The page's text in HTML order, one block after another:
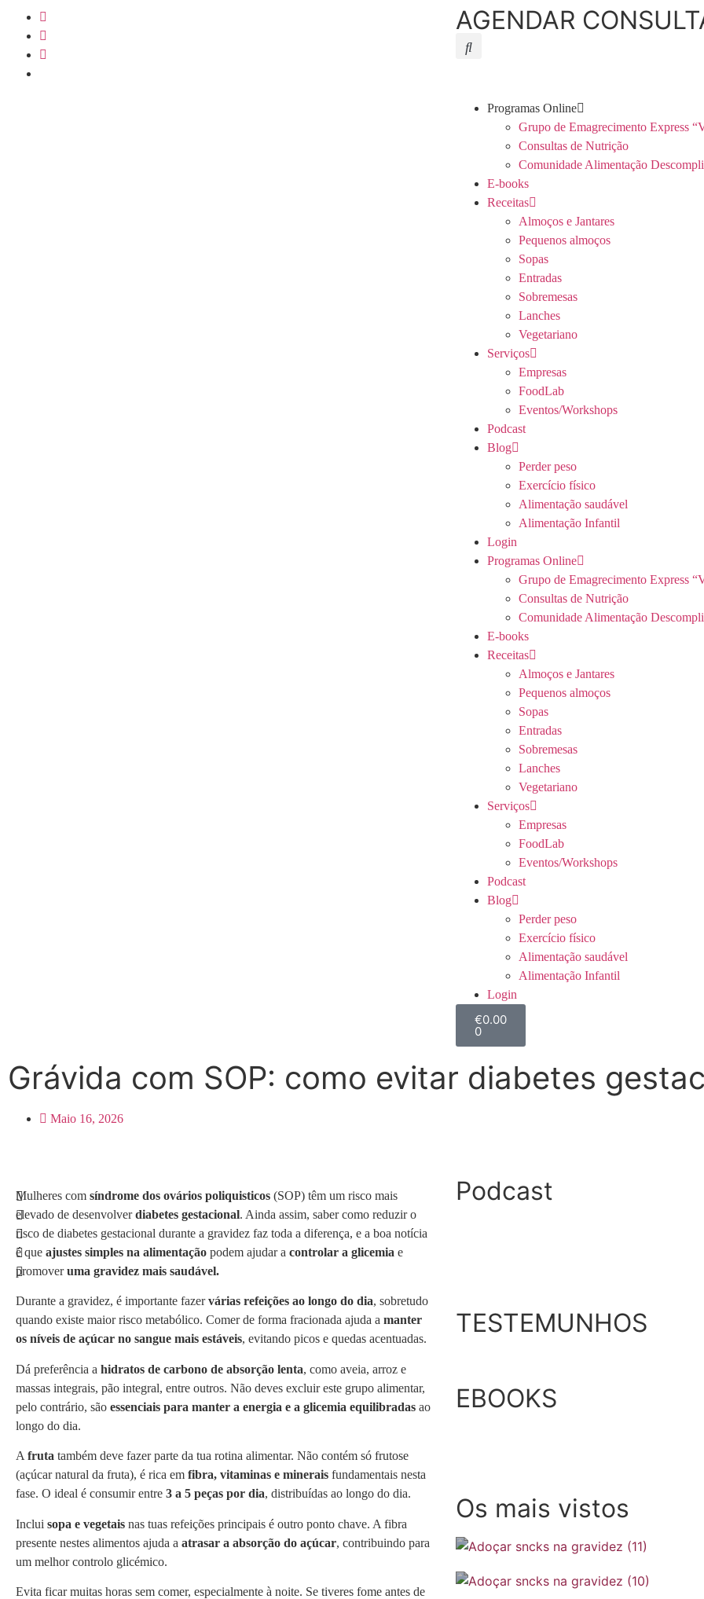
AGENDAR
Programas Online
Grupo de Emagrecimento Express
Consultas de Nutrição
Comunidade Alimentação
E-books
Receitas
Almoços e Jantares
Pequenos almoços
Sopas
Entradas
Sobremesas
Lanches
Vegetariano
Serviços
Empresas
FoodLab
Eventos/Workshops
Podcast
Blog
Perder peso
Exercício físico
Alimentação saudável
Alimentação Infantil
Login
Programas Online
Grupo de Emagrecimento Express
Consultas de Nutrição
Comunidade Alimentação
E-books
Receitas
Almoços e Jantares
Pequenos almoços
Sopas
Entradas
Sobremesas
Lanches
Vegetariano
Serviços
Empresas
FoodLab
Eventos/Workshops
Podcast
Blog
Perder peso
Exercício físico
Alimentação saudável
Alimentação Infantil
Login
€0.00
0
Grávida com SOP: como evitar diabetes
Maio 16, 2026
Mulheres com síndrome dos ovários poliquisticos (SOP) têm um risco mais
elevado de desenvolverdiabetes gestacional. Ainda assim, saber como reduzir o
risco de diabetes gestacional durante a gravidez faz toda a diferença, e a boa notícia
é que ajustes simples na alimentação podem ajudar a controlar a glicemia e
promoveruma gravidez mais saudável.
Durante a gravidez, é importante fazervárias refeições ao longo do dia, sobretudo
quando existe maior risco metabólico. Comer de forma fracionada ajuda a manter
os níveis de açúcar no sangue mais estáveis, evitando picos e quedas acentuadas.
Dá preferência a hidratos de carbono de absorção lenta, como aveia, arroz e
massas integrais, pão integral, entre outros. Não deves excluir este grupo alimentar,
pelo contrário, são essenciais para manter a energia e a glicemia equilibradas ao
longo do dia.
A fruta também deve fazer parte da tua rotina alimentar. Não contém só frutose
(açúcar natural da fruta), é rica em fibra, vitaminas e minerais fundamentais nesta
fase. O ideal é consumir entre 3 a 5 peças por dia, distribuídas ao longo do dia.
Inclui sopa e vegetais nas tuas refeições principais é outro ponto chave. A fibra
presente nestes alimentos ajuda a atrasar a absorção do açúcar, contribuindo para
um melhor controlo glicémico.
Evita ficar muitas horas sem comer, especialmente à noite. Se tiveres fome antes de
Podcast
TESTEMUNHOS
EBOOKS
Os mais vistos